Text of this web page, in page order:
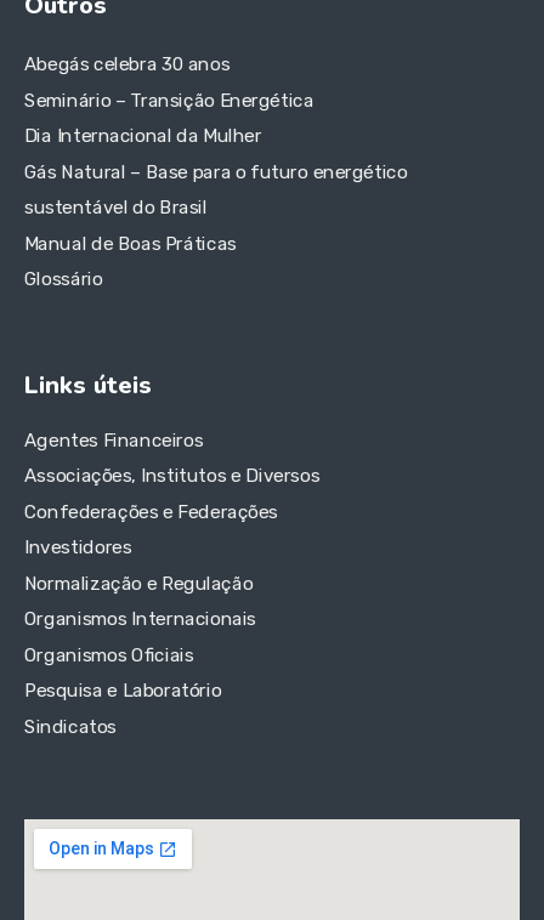
Abegás celebra 30 anos
Seminário – Transição Energética
Dia Internacional da Mulher
Gás Natural – Base para o futuro energético
sustentável do Brasil
Manual de Boas Práticas
Glossário
Links úteis
Agentes Financeiros
Associações, Institutos e Diversos
Confederações e Federações
Investidores
Normalização e Regulação
Organismos Internacionais
Organismos Oficiais
Pesquisa e Laboratório
Sindicatos